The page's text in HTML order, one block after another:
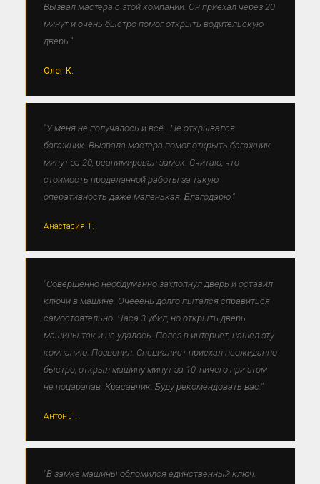
Вызвал мастера с этой компании. Он приехал через 20
минут и очень быстро помог открыть водительскую
дверь."
Олег К.
"У меня не получалось и всё.. Не открывался
багажник. Вызвала мастера помог открыть багажник
минут за 20, реанимировал замок. Считаю, что
стоимость проделанной работы за такую
оперативность даже маленькая. Благодарю."
Анастасия Т.
"Совершенно необдуманно захлопнул дверь и оставил
ключи в машине. Очееень долго пытался справиться
самостоятельно. Часа 3 убил, но открыть дверь
машины так и не удалось. Полез в интернет, нашел эту
компанию. Позвонил. Специалист приехал неожиданно
быстро, открыл машину минут за 10, ничего при этом
не поцарапав. Красавчик. Буду рекомендовать вас."
Антон Л.
"В замке машины обломился единственный ключ.